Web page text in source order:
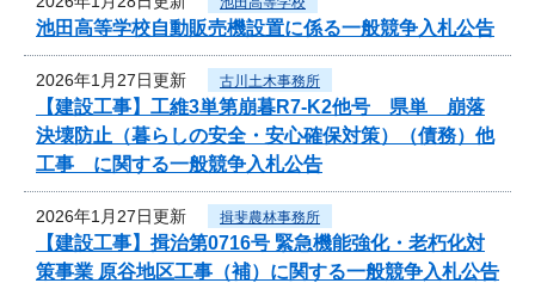
池田高等学校自動販売機設置に係る一般競争入札公告
2026年1月27日更新 古川土木事務所
【建設工事】工維3単第崩暮R7-K2他号 県単 崩落
決壊防止（暮らしの安全・安心確保対策）（債務）他
工事 に関する一般競争入札公告
2026年1月27日更新 揖斐農林事務所
【建設工事】揖治第0716号 緊急機能強化・老朽化対
策事業 原谷地区工事（補）に関する一般競争入札公告